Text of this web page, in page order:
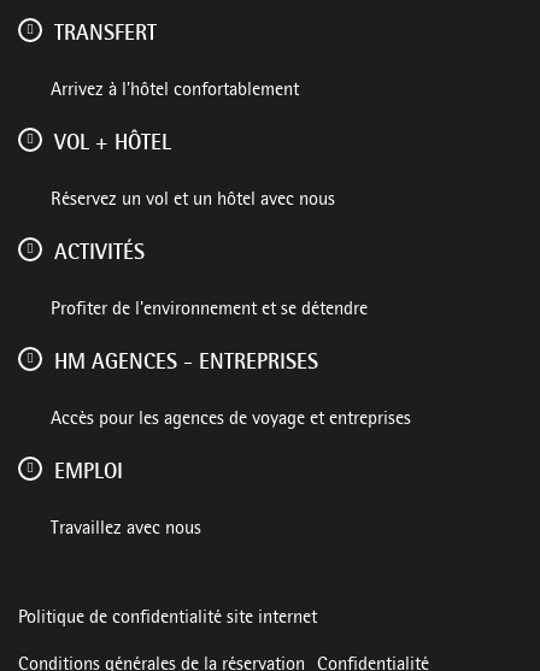
TRANSFERT
Arrivez à l’hôtel confortablement
VOL + HÔTEL
Réservez un vol et un hôtel avec nous
ACTIVITÉS
Profiter de l'environnement et se détendre
HM AGENCES - ENTREPRISES
Accès pour les agences de voyage et entreprises
EMPLOI
Travaillez avec nous
Politique de confidentialité site internet
Conditions générales de la réservation Confidentialité